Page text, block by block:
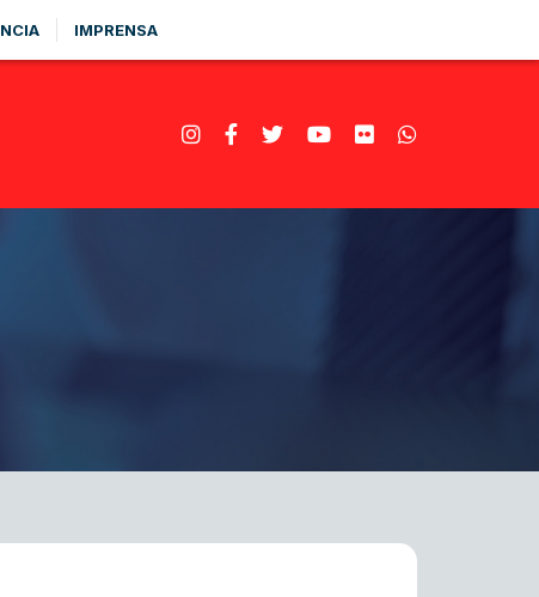
IMPRENSA